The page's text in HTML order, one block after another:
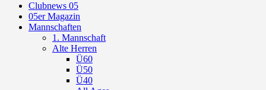
Clubnews 05
05er Magazin
Mannschaften
1. Mannschaft
Alte Herren
Ü60
Ü50
Ü40